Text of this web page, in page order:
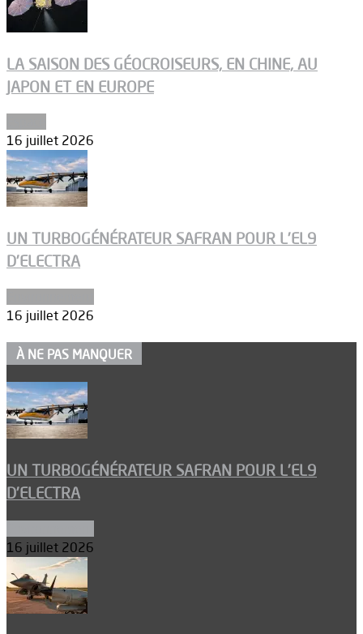
LA SAISON DES GÉOCROISEURS, EN CHINE, AU
JAPON ET EN EUROPE
16 juillet 2026
UN TURBOGÉNÉRATEUR SAFRAN POUR L’EL9
D’ELECTRA
16 juillet 2026
À NE PAS MANQUER
UN TURBOGÉNÉRATEUR SAFRAN POUR L’EL9
D’ELECTRA
16 juillet 2026